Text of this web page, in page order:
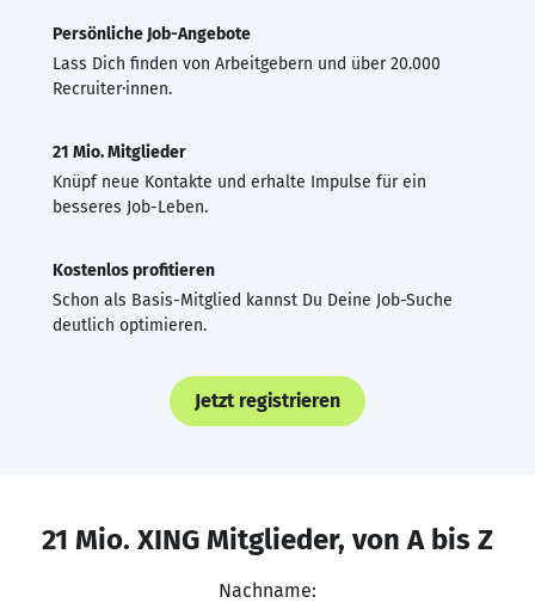
Persönliche Job-Angebote
Lass Dich finden von Arbeitgebern und über 20.000
Recruiter·innen.
21 Mio. Mitglieder
Knüpf neue Kontakte und erhalte Impulse für ein
besseres Job-Leben.
Kostenlos profitieren
Schon als Basis-Mitglied kannst Du Deine Job-Suche
deutlich optimieren.
Jetzt registrieren
21 Mio. XING Mitglieder, von A bis Z
Nachname: